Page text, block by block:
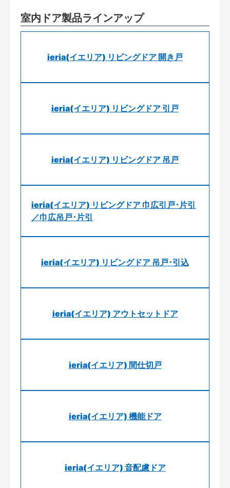
室内ドア製品ラインアップ
ieria(イエリア) リビングドア 開き戸
ieria(イエリア) リビングドア 引戸
ieria(イエリア) リビングドア 吊戸
ieria(イエリア) リビングドア 巾広引戸･片引
／巾広吊戸･片引
ieria(イエリア) リビングドア 吊戸･引込
ieria(イエリア) アウトセットドア
ieria(イエリア) 間仕切戸
ieria(イエリア) 機能ドア
ieria(イエリア) 音配慮ドア